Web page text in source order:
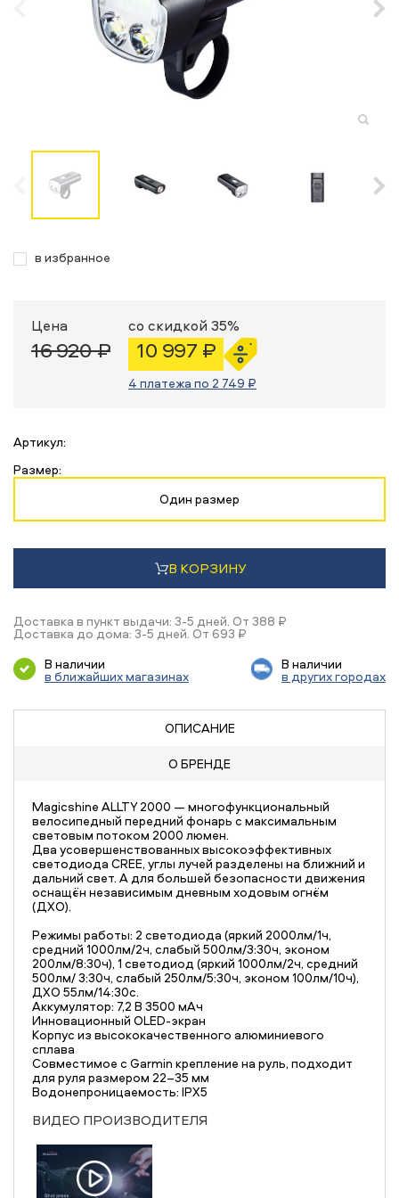
в избранное
Цена
16 920 ₽
со скидкой 35%
10 997 ₽
4 платежа по 2 749 ₽
Артикул:
Размер:
Один размер
В КОРЗИНУ
Доставка в пункт выдачи: 3-5 дней. От 388 ₽
Доставка до дома: 3-5 дней. От 693 ₽
В наличии
в ближайших магазинах
В наличии
в других городах
ОПИСАНИЕ
О БРЕНДЕ
Magicshine ALLTY 2000 — многофункциональный
велосипедный передний фонарь с максимальным
световым потоком 2000 люмен.
Два усовершенствованных высокоэффективных
светодиода CREE, углы лучей разделены на ближний и
дальний свет. А для большей безопасности движения
оснащён независимым дневным ходовым огнём
(ДХО).
Режимы работы: 2 светодиода (яркий 2000лм/1ч,
средний 1000лм/2ч, слабый 500лм/3:30ч, эконом
200лм/8:30ч), 1 светодиод (яркий 1000лм/2ч, средний
500лм/ 3:30ч, слабый 250лм/5:30ч, эконом 100лм/10ч),
ДХО 55лм/14:30с.
Аккумулятор: 7,2 В 3500 мАч
Инновационный OLED-экран
Корпус из высококачественного алюминиевого
сплава
Совместимое с Garmin крепление на руль, подходит
для руля размером 22–35 мм
Водонепроницаемость: IPX5
ВИДЕО ПРОИЗВОДИТЕЛЯ